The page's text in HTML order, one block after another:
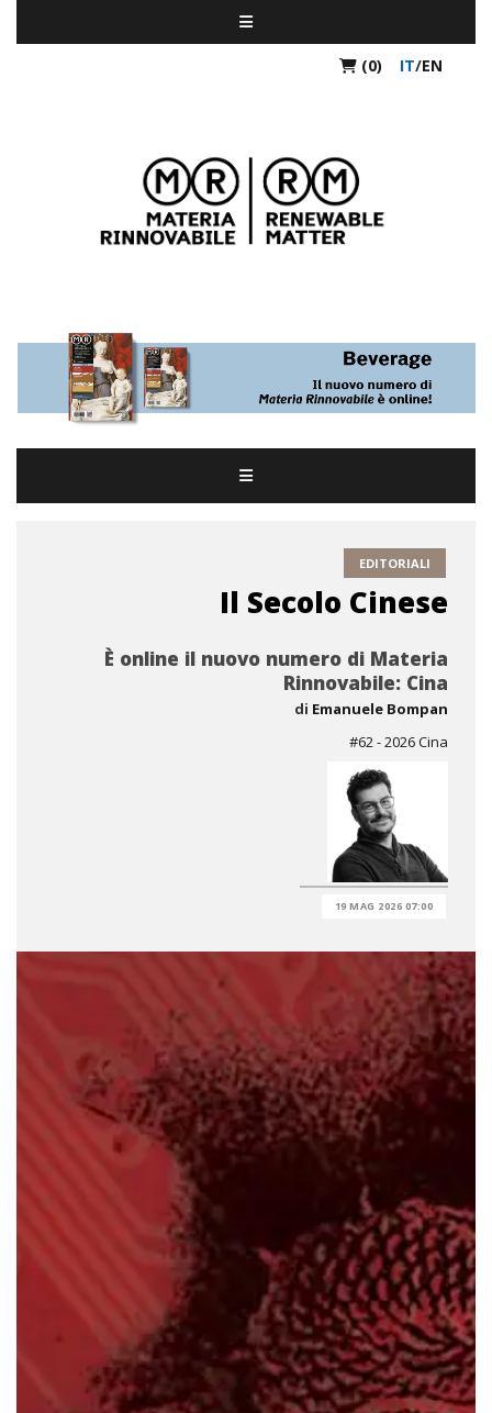
(0) IT/EN
EDITORIALI
Il Secolo Cinese
È online il nuovo numero di Materia
Rinnovabile: Cina
di Emanuele Bompan
#62 - 2026 Cina
19 MAG 2026 07:00